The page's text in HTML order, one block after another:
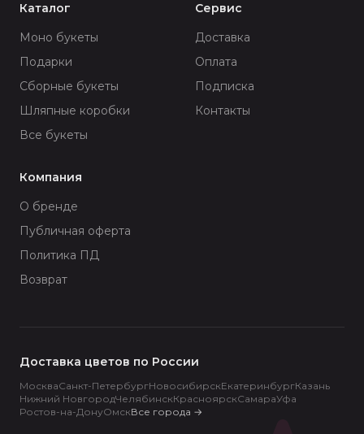
Каталог
Моно букеты
Подарки
Сборные букеты
Шляпные коробки
Все букеты
Сервис
Доставка
Оплата
Подписка
Контакты
Компания
О бренде
Публичная оферта
Политика ПД
Возврат
Доставка цветов по России
МоскваСанкт-ПетербургНовосибирскЕкатеринбургКазань
Нижний НовгородЧелябинскКрасноярскСамараУфа
Ростов-на-ДонуОмскВсе города →